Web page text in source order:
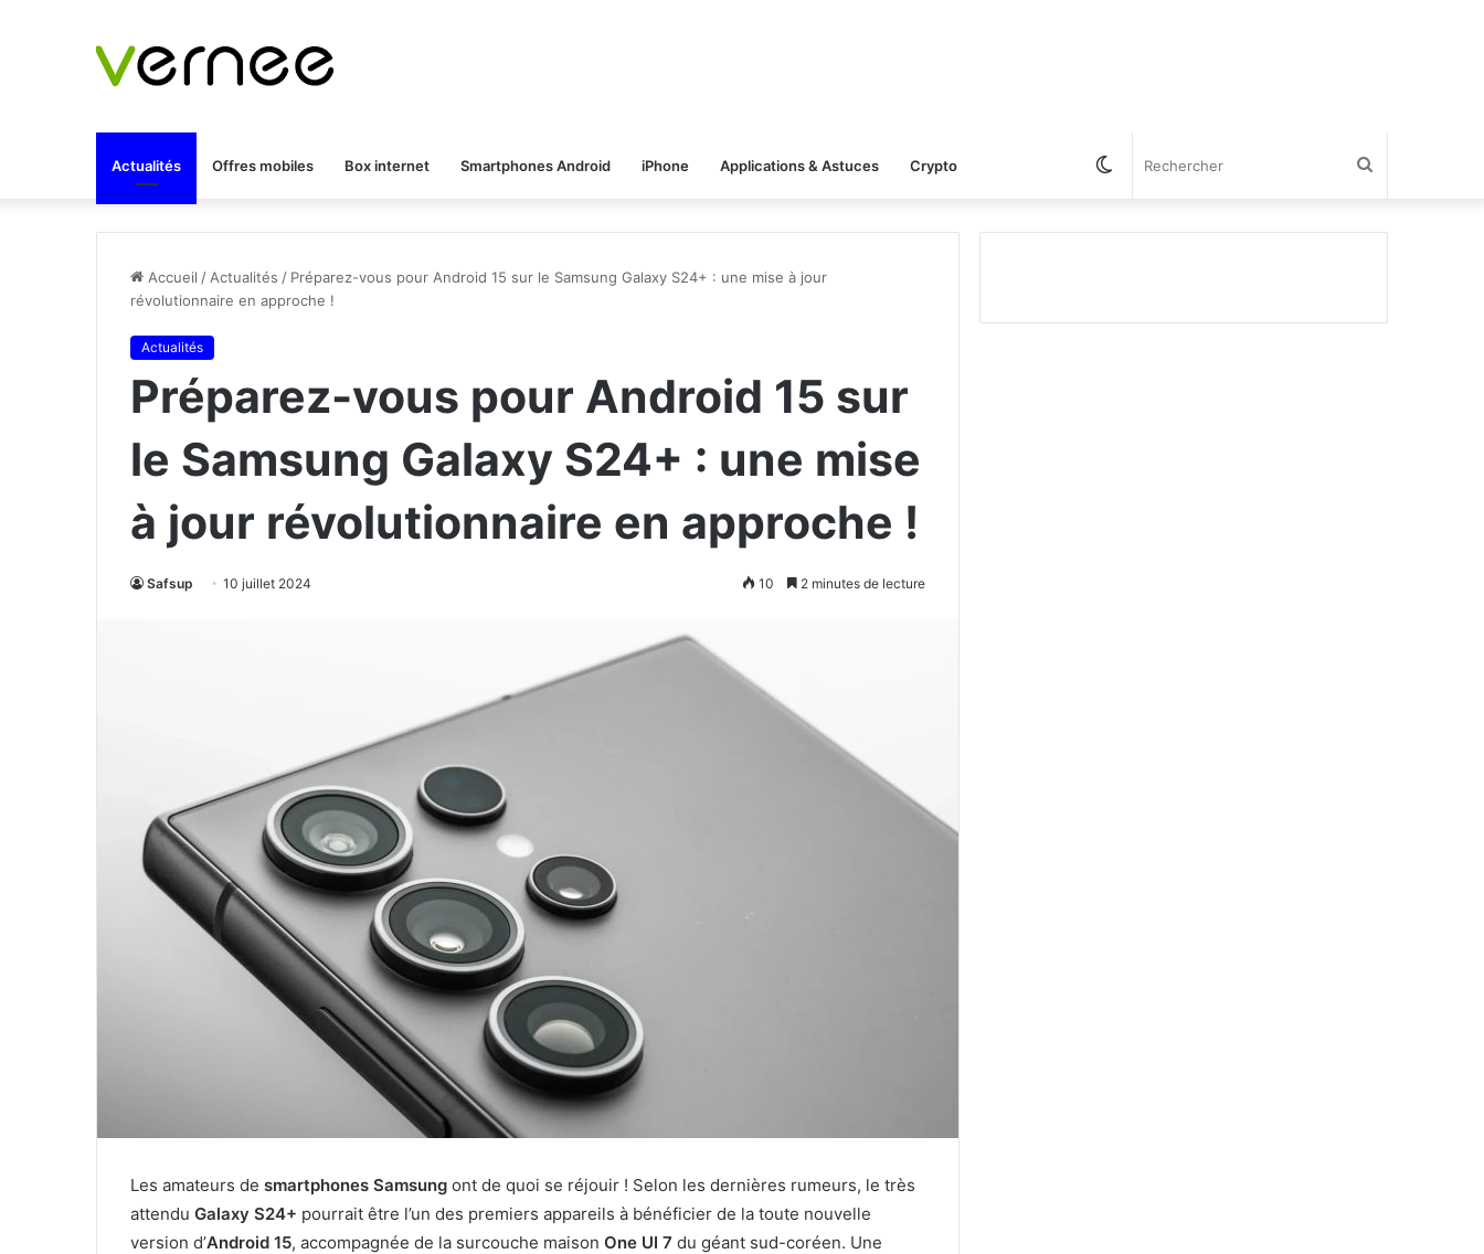
Actualités Offres mobiles Box internet Smartphones Android iPhone Applications & Astuces Crypto Switch
skin
Accueil / Actualités / Préparez-vous pour Android 15 sur le Samsung Galaxy S24+ : une mise à jour
révolutionnaire en approche !
Actualités
Préparez-vous pour Android 15 sur
le Samsung Galaxy S24+ : une mise
à jour révolutionnaire en approche !
Safsup 10 juillet 2024 10 2 minutes de lecture
Les amateurs de smartphones Samsung ont de quoi se réjouir ! Selon les dernières rumeurs, le très
attendu Galaxy S24+ pourrait être l’un des premiers appareils à bénéficier de la toute nouvelle
version d’Android 15, accompagnée de la surcouche maison One UI 7 du géant sud-coréen. Une